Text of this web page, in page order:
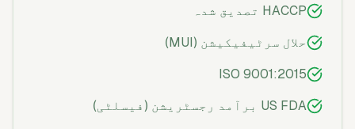
HACCP تصدیق شدہ
حلال سرٹیفیکیشن (MUI)
ISO 9001:2015
US FDA برآمد رجسٹریشن (فیسلٹی)